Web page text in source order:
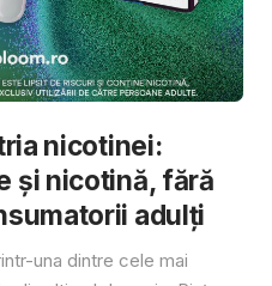
nicotinei:
și nicotină, fără
adulți
una dintre cele mai